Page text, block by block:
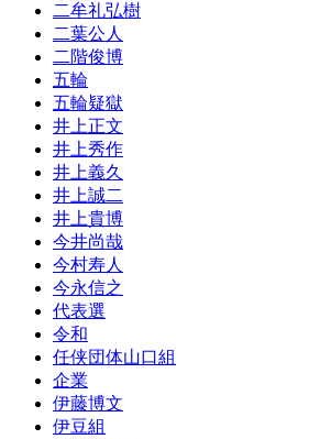
二牟礼弘樹
二葉公人
二階俊博
五輪
五輪疑獄
井上正文
井上秀作
井上義久
井上誠二
井上貴博
今井尚哉
今村寿人
今永信之
代表選
令和
任侠団体山口組
企業
伊藤博文
伊豆組